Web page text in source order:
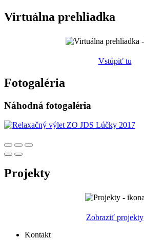
Virtuálna prehliadka
Vstúpiť tu
Fotogaléria
Náhodná fotogaléria
Projekty
Zobraziť projekty
Kontakt